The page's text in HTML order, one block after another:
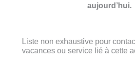
aujourd’hui.
Liste non exhaustive pour
vacances ou service lié à cette